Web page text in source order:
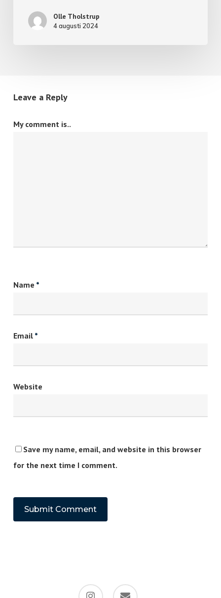
Olle Tholstrup
4 augusti 2024
Leave a Reply
My comment is..
Name *
Email *
Website
Save my name, email, and website in this browser
for the next time I comment.
instagram email